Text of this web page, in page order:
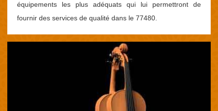
équipements les plus adéquats qui lui permettront de
fournir des services de qualité dans le 77480.